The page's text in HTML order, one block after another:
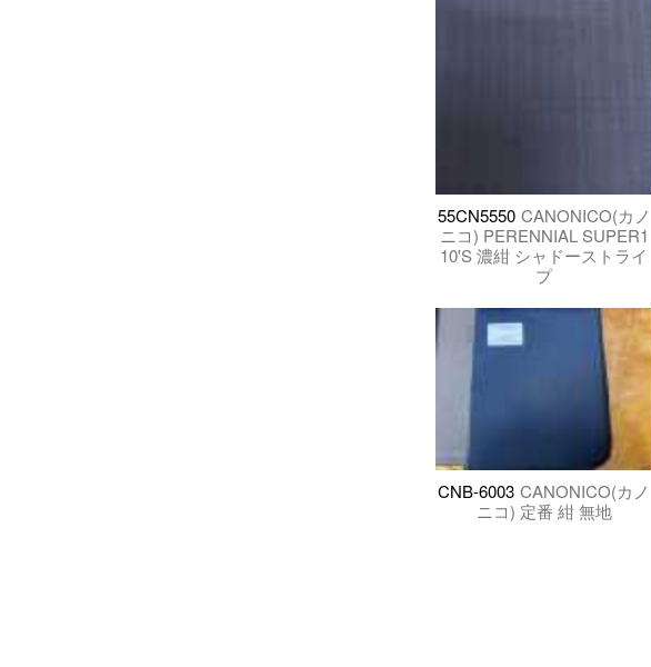
55CN5550 CANONICO(カノ
ニコ) PERENNIAL SUPER1
10'S 濃紺 シャドーストライ
プ
CNB-6003 CANONICO(カノ
ニコ) 定番 紺 無地